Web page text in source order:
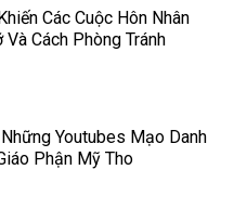
Các Cuộc Hôn Nhân
Cách Phòng Tránh
Youtubes Mạo Danh
Phận Mỹ Tho